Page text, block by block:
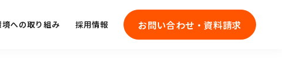
境への取り組み 採用情報 お問い合わせ・資料請求